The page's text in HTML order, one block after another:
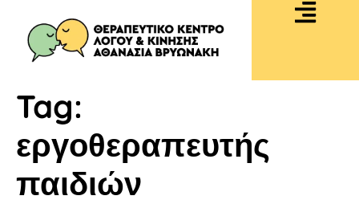
Tag:
εργοθεραπευτής
παιδιών